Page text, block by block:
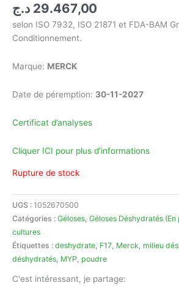
29.467,00 د.ج
selon ISO 7932, ISO 21871 et FDA-BAM
Conditionnement.
Marque: MERCK
Date de péremption: 30-11-2027
Certificat d’analyses
Cliquer ICI pour plus d’informations
Rupture de stock
UGS : 1052670500
Catégories : Géloses Géloses Déshydratés (En
cultures
Étiquettes : deshydrate F17 Merck milieu
déshydratés MYP poudre
C'est intéressant, je partage: